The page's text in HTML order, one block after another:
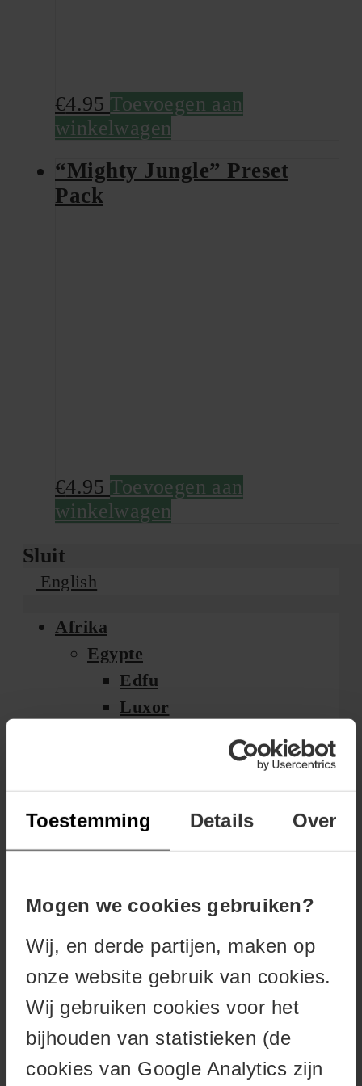
Toestemming Details Over
Mogen we cookies gebruiken?
Wij, en derde partijen, maken op
onze website gebruik van cookies.
Wij gebruiken cookies voor het
bijhouden van statistieken (de
cookies van Google Analytics zijn
€4.95 Toevoegen aan
winkelwagen
“Mighty Jungle” Preset
Pack
€4.95 Toevoegen aan
winkelwagen
Sluit
English
Afrika
Egypte
Edfu
Luxor
Sal
Marokko
Praslin
Zuid-Afrika
Graskop
Hoedspruit
Johannesburg